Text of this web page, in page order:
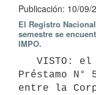
Publicación: 10/09/
El Registro
semestre se
IMPO.
Préstamo N°
entre la